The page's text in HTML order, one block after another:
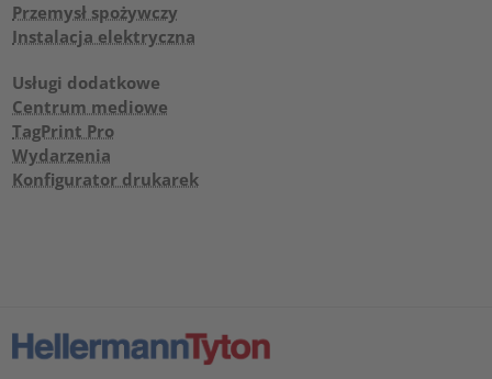
Przemysł spożywczy
Instalacja elektryczna
Usługi dodatkowe
Centrum mediowe
TagPrint Pro
Wydarzenia
Konfigurator drukarek